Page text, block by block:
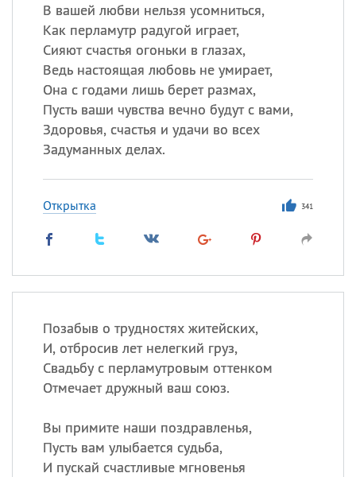
В вашей любви нельзя усомниться,
Как перламутр радугой играет,
Сияют счастья огоньки в глазах,
Ведь настоящая любовь не умирает,
Она с годами лишь берет размах,
Пусть ваши чувства вечно будут с вами,
Здоровья, счастья и удачи во всех
Задуманных делах.
Открытка 341
Позабыв о трудностях житейских,
И, отбросив лет нелегкий груз,
Свадьбу с перламутровым оттенком
Отмечает дружный ваш союз.
Вы примите наши поздравленья,
Пусть вам улыбается судьба,
И пускай счастливые мгновенья